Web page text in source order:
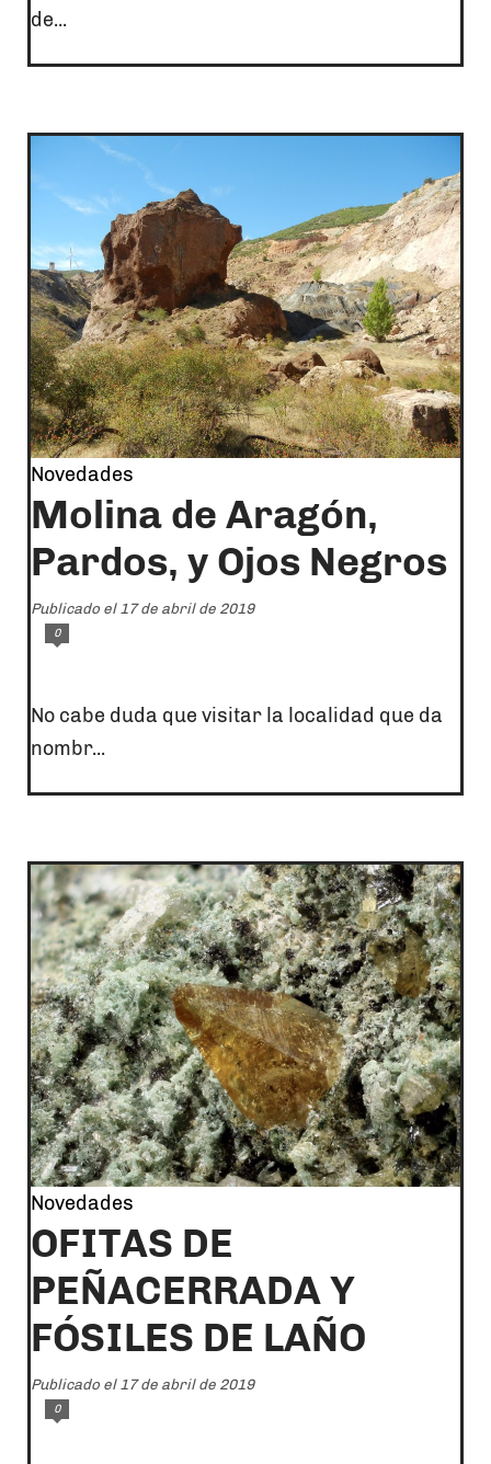
de...
Novedades
Molina de Aragón,
Pardos, y Ojos Negros
Publicado el 17 de abril de 2019
0
No cabe duda que visitar la localidad que da
nombr...
Novedades
OFITAS DE
PEÑACERRADA Y
FÓSILES DE LAÑO
Publicado el 17 de abril de 2019
0